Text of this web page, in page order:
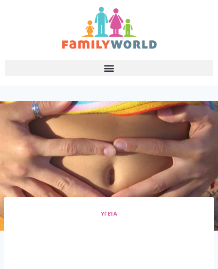
ΥΓΕΊΑ